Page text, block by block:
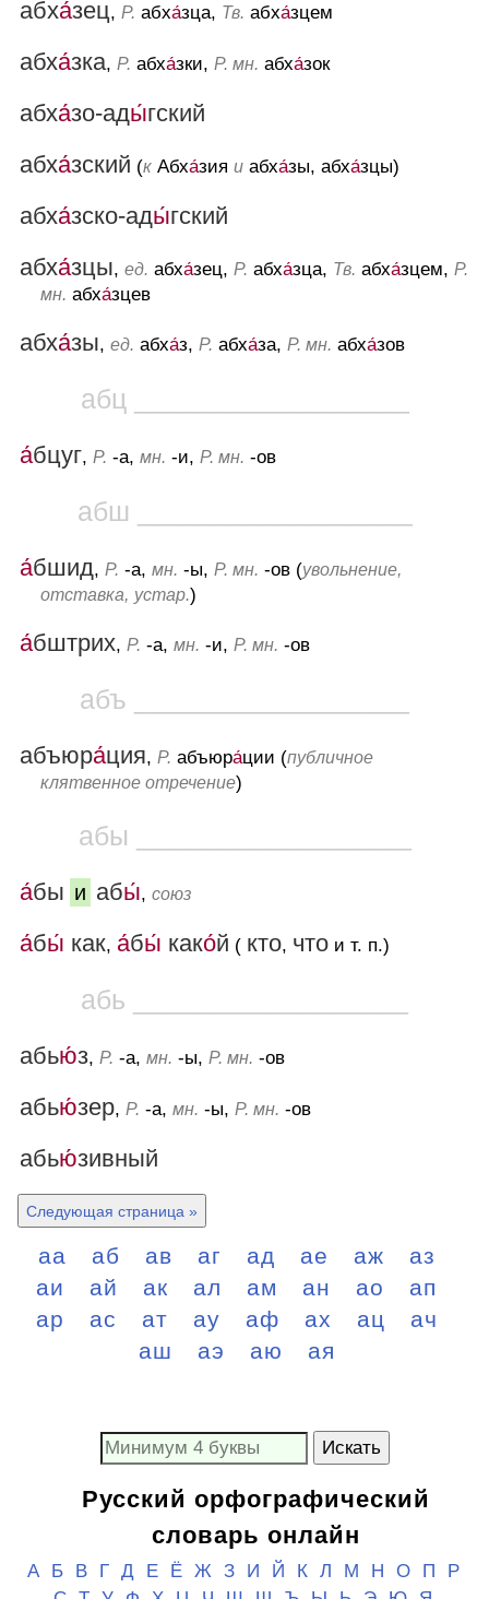
aбxа́зец, Р. aбxа́зцa, Тв. aбxа́зцем
абха́зка, Р. абха́зки, Р. мн. абха́зок
абха́зо-ады́гский
абха́зский (к Абха́зия и абха́зы, абха́зцы)
абха́зско-ады́гский
абха́зцы, ед. абха́зец, Р. абха́зца, Тв. абха́зцем, Р.
мн. абха́зцев
абха́зы, ед. абха́з, Р. абха́за, Р. мн. абха́зов
абц __________________
а́бцуг, Р. -а, мн. -и, Р. мн. -ов
абш __________________
а́бшид, Р. -а, мн. -ы, Р. мн. -ов (увольнение,
отставка, устар.)
а́бштрих, Р. -а, мн. -и, Р. мн. -ов
абъ __________________
абъюра́ция, Р. абъюра́ции (публичное
клятвенное отречение)
абы __________________
а́бы и абы́, союз
а́бы́ как, а́бы́ како́й ( кто, что и т. п.)
абь __________________
абью́з, Р. -а, мн. -ы, Р. мн. -ов
абью́зер, Р. -а, мн. -ы, Р. мн. -ов
абью́зивный
Следующая страница »
аа аб ав аг ад ае аж
аз
аи
ай ак ал ам ан ао
ап
ар
ас ат ау аф ах ац
ач
аш
аэ аю ая
Искать
Русский орфографический
словарь онлайн
А Б В Г Д Е Ё Ж З И Й К Л М Н О П
Р